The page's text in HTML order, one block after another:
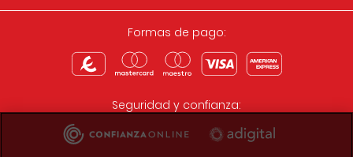
Formas de pago:
Seguridad y confianza: